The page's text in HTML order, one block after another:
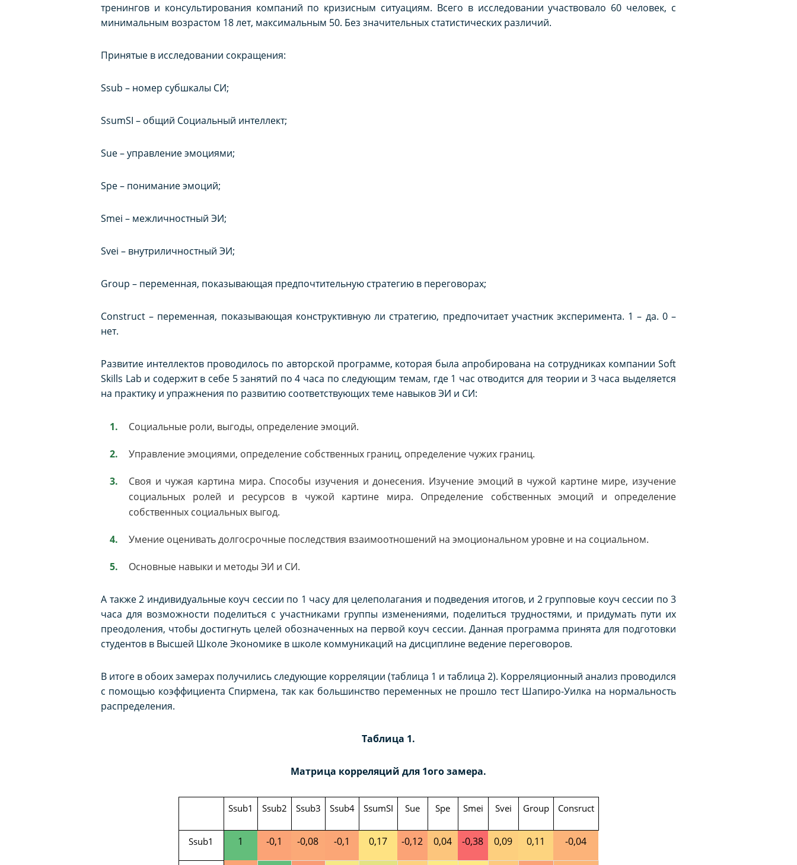
тренингов и консультирования компаний по кризисным ситуациям. Всего в исследовании участвовало 60 человек, с
минимальным возрастом 18 лет, максимальным 50. Без значительных статистических различий.
Принятые в исследовании сокращения:
Ssub – номер субшкалы СИ;
SsumSI – общий Социальный интеллект;
Sue – управление эмоциями;
Spe – понимание эмоций;
Smei – межличностный ЭИ;
Svei – внутриличностный ЭИ;
Group – переменная, показывающая предпочтительную стратегию в переговорах;
Construct – переменная, показывающая конструктивную ли стратегию, предпочитает участник эксперимента. 1 – да. 0 –
нет.
Развитие интеллектов проводилось по авторской программе, которая была апробирована на сотрудниках компании Soft
Skills Lab и содержит в себе 5 занятий по 4 часа по следующим темам, где 1 час отводится для теории и 3 часа выделяется
на практику и упражнения по развитию соответствующих теме навыков ЭИ и СИ:
Социальные роли, выгоды, определение эмоций.
Управление эмоциями, определение собственных границ, определение чужих границ.
Своя и чужая картина мира. Способы изучения и донесения. Изучение эмоций в чужой картине мире, изучение
социальных ролей и ресурсов в чужой картине мира. Определение собственных эмоций и определение
собственных социальных выгод.
Умение оценивать долгосрочные последствия взаимоотношений на эмоциональном уровне и на социальном.
Основные навыки и методы ЭИ и СИ.
А также 2 индивидуальные коуч сессии по 1 часу для целеполагания и подведения итогов, и 2 групповые коуч сессии по 3
часа для возможности поделиться с участниками группы изменениями, поделиться трудностями, и придумать пути их
преодоления, чтобы достигнуть целей обозначенных на первой коуч сессии. Данная программа принята для подготовки
студентов в Высшей Школе Экономике в школе коммуникаций на дисциплине ведение переговоров.
В итоге в обоих замерах получились следующие корреляции (таблица 1 и таблица 2). Корреляционный анализ проводился
с помощью коэффициента Спирмена, так как большинство переменных не прошло тест Шапиро-Уилка на нормальность
распределения.
Таблица 1.
Матрица корреляций для 1ого замера.
Ssub1 Ssub2 Ssub3 Ssub4 SsumSI Sue Spe Smei Svei Group Consruct
Ssub1 1 -0,1 -0,08 -0,1 0,17 -0,12 0,04 -0,38 0,09 0,11 -0,04